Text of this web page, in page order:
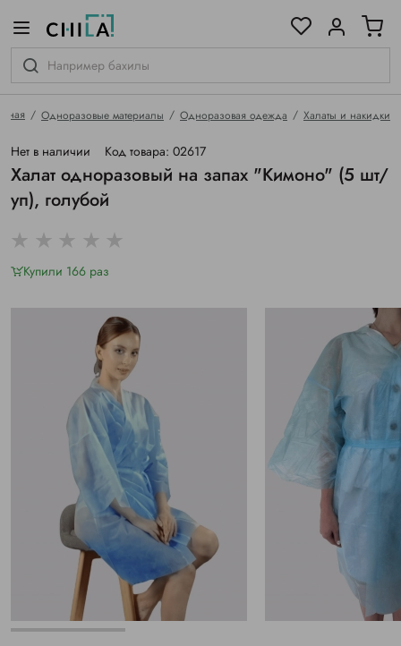
Одноразовые материалы Одноразовая одежда Халаты и накидки
Нет в наличии Код товара: 02617
Халат одноразовый на запах "Кимоно" (5 шт/
уп), голубой
Купили 166 раз
гамме